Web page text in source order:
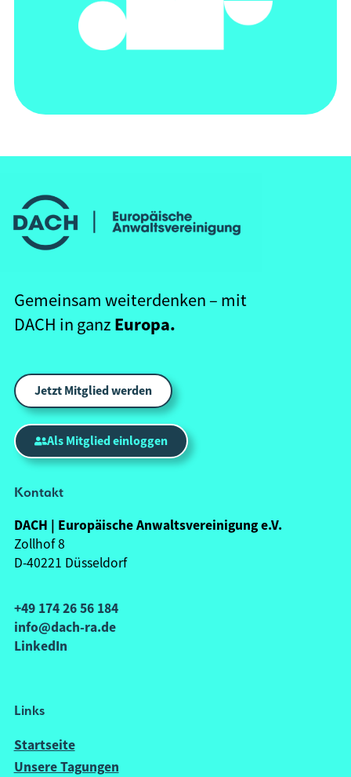
Gemeinsam weiterdenken – mit
DACH in ganz Europa.
Jetzt Mitglied werden
Als Mitglied einloggen
Kontakt
DACH | Europäische Anwaltsvereinigung e.V.
Zollhof 8
D-40221 Düsseldorf
+49 174 26 56 184
info@dach-ra.de
LinkedIn
Links
Startseite
Unsere Tagungen